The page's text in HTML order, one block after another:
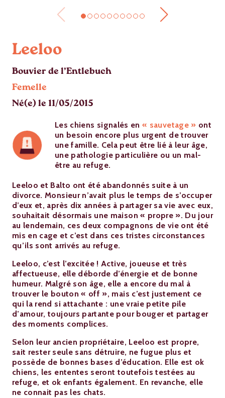
Leeloo
Bouvier de l’Entlebuch
Femelle
Né(e) le 11/05/2015
Les chiens signalés en« sauvetage » ont
un besoin encore plus urgent de trouver
une famille. Cela peut être lié à leur âge,
une pathologie particulière ou un mal-
être au refuge.
Leeloo et Balto ont été abandonnés suite à un
divorce. Monsieur n’avait plus le temps de s’occuper
d’eux et, après dix années à partager sa vie avec eux,
souhaitait désormais une maison « propre ». Du jour
au lendemain, ces deux compagnons de vie ont été
mis en cage et c’est dans ces tristes circonstances
qu’ils sont arrivés au refuge.
Leeloo, c’est l’excitée ! Active, joueuse et très
affectueuse, elle déborde d’énergie et de bonne
humeur. Malgré son âge, elle a encore du mal à
trouver le bouton « off », mais c’est justement ce
qui la rend si attachante : une vraie petite pile
d’amour, toujours partante pour bouger et partager
des moments complices.
Selon leur ancien propriétaire, Leeloo est propre,
sait rester seule sans détruire, ne fugue plus et
possède de bonnes bases d’éducation. Elle est ok
chiens, les ententes seront toutefois testées au
refuge, et ok enfants également. En revanche, elle
ne connait pas les chats.